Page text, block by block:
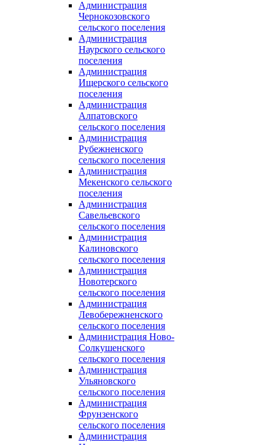
Администрация
Чернокозовского
сельского поселения
Администрация
Наурского сельского
поселения
Администрация
Ищерского сельского
поселения
Администрация
Алпатовского
сельского поселения
Администрация
Рубежненского
сельского поселения
Администрация
Мекенского сельского
поселения
Администрация
Савельевского
сельского поселения
Администрация
Калиновского
сельского поселения
Администрация
Новотерского
сельского поселения
Администрация
Левобережненского
сельского поселения
Администрация Ново-
Солкушенского
сельского поселения
Администрация
Ульяновского
сельского поселения
Администрация
Фрунзенского
сельского поселения
Администрация